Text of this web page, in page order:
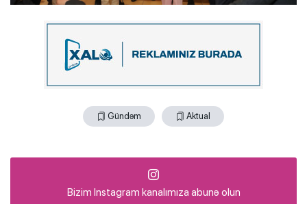
Gündəm Aktual
Bizim Instagram kanalımıza abunə olun